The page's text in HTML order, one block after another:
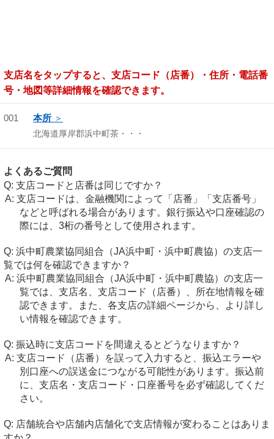
支店名をタップすると、支店コード（店番）・住所・電話番
号・地図等詳細情報を確認できます。
001 本所
北海道厚岸郡浜中町茶・・・
よくあるご質問
支店コードと店番は同じですか？
支店コードは、金融機関によって「店番」「支店番号」
などと呼ばれる場合があります。銀行振込や口座確認の
際には、3桁の番号として使用されます。
浜中町農業協同組合（JA浜中町・浜中町農協）の支店一
覧では何を確認できますか？
浜中町農業協同組合（JA浜中町・浜中町農協）の支店一
覧では、支店名、支店コード（店番）、所在地情報を確
認できます。また、各支店の詳細ページから、より詳し
い情報を確認できます。
振込時に支店コードを間違えるとどうなりますか？
支店コード（店番）を誤って入力すると、振込エラーや
別口座への誤送金につながる可能性があります。振込前
に、支店名・支店コード・口座番号を必ず確認してくだ
さい。
店舗統合や店舗内店舗化で支店情報が変わることはありま